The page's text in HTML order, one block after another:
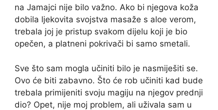
na Jamajci nije bilo važno. Ako bi njegova koža
dobila ljekovita svojstva masaže s aloe verom,
trebala joj je pristup svakom dijelu koji je bio
opečen, a platneni pokrivači bi samo smetali.
Sve što sam mogla učiniti bilo je nasmiješiti se.
Ovo će biti zabavno. Što će rob učiniti kad bude
trebala primijeniti svoju magiju na njegov prednji
dio? Opet, nije moj problem, ali uživala sam u